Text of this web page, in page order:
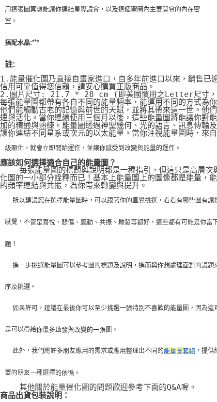
用這張圖冥想能讓你連結星際議會，以及這個聖圈內主要開會的內在密
室。
搭配水晶:***
註:
1.能量催化圖乃直接自畫家進口，自多年前進口以來，銷售已
信用可靠值得您信賴，請安心購買正版商品。
2.圖片尺寸: 21.7 * 28 cm (即美國慣用之Letter尺寸，
每張能量圖都帶有各自不同的能量頻率，能運用不同的方式為
他們能觸動古老的記憶與前世的天賦，並將其帶來這一世。他
速與活化。當你連續使用三個月以後，這些能量圖將能讓你對
加的精通與熟練。能量圖透過神聖幾何、光的語言、訊息傳輸
讓你連結不同星系或次元的以太能量。當你注視能量圖時，來
級顯化，就會立即開始運作，並讓你感受到改變與能量的運作。
應該如何選擇適合自己的能量圖？
每張能量圖的標題與說明都是一種指引，但這只是高層次
化圖的一小部分詮釋而已！基本上能量圖上的圖像都是能量，
的頻率連結與共振，為你帶來轉變與提升。
所以建議您在選擇能量圖時，可以跟著你的直覺挑選，看看有哪些圖有讓
感覺，不管是喜悅、悲傷、感動、共振、啟發等都好，這些都有可能是你當
題！
進一步挑選能量圖可以參考圖的標題及說明，進而與你想處理面對的議題
序及挑選。
如果許可，建議在最後你可以至少挑選一張特別不喜歡的能量圖，因為這
是可以帶給你最多啟發與改變的一張圖。
    此外，我們將許多朋友應用的需求或應用整理出不同的
能量圖套組 ，提供
要的朋友一種選擇的依循。
    其他關於能量催化圖的問題歡迎參考下面的Q&A喔。
商品出貨包裝說明：